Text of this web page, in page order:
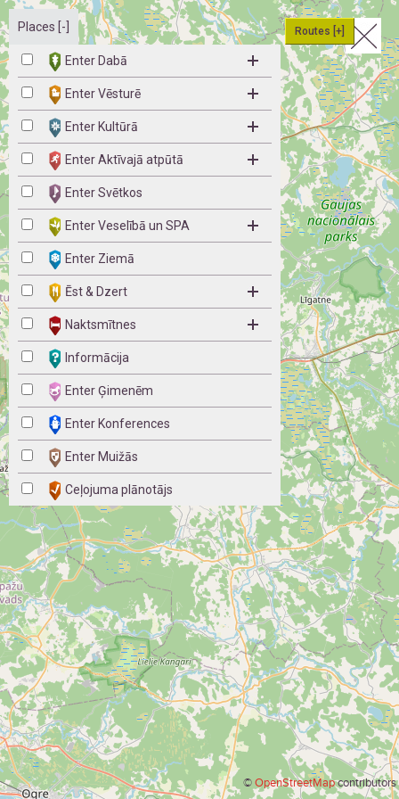
©OpenStreetMapcontributors
Places [-]
Enter Dabā
Enter Vēsturē
Enter Kultūrā
Enter Aktīvajā atpūtā
Enter Svētkos
Enter Veselībā un SPA
Enter Ziemā
Ēst & Dzert
Naktsmītnes
Informācija
Enter Ģimenēm
Enter Konferences
Enter Muižās
Ceļojuma plānotājs
Routes [+]